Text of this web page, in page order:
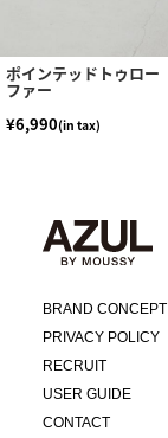
ポインテッドトゥロー
ファー
¥6,990(in tax)
BRAND CONCEPT
PRIVACY POLICY
RECRUIT
USER GUIDE
CONTACT